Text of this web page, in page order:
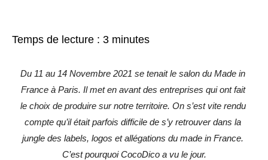
Temps de lecture : 3 minutes
Du 11 au 14 Novembre 2021 se tenait le salon du Made in
France à Paris. Il met en avant des entreprises qui ont fait
le choix de produire sur notre territoire. On s’est vite rendu
compte qu’il était parfois difficile de s’y retrouver dans la
jungle des labels, logos et allégations du made in France.
C’est pourquoi CocoDico a vu le jour.